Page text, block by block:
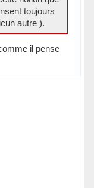
toujours
autre ).
il pense